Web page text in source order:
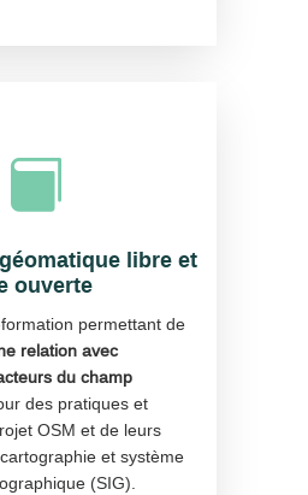

libre et
ouverte
permettant de
relation avec
du champ
des pratiques et
OSM et de leurs
et système
(SIG).